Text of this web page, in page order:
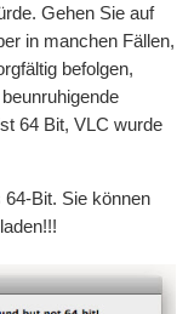
Gehen Sie auf
in manchen Fällen,
befolgen,
64 Bit, VLC wurde
Bit. Sie können